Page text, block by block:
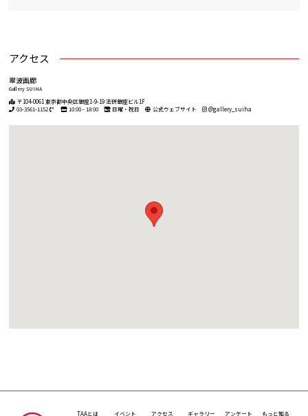
アクセス
翠波画廊
Gallery SUIHA
〒104-0061 東京都中央区銀座1-9-19 法研銀座ビル1F
03-3561-1152
10:00 - 18:00 日曜・祝日 公式ウェブサイト @gallery_suiha
TAAとは イベント アクセス ギャラリー アンケート もっと知る